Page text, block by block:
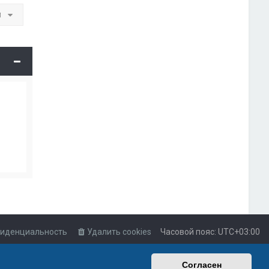
Согласен
Часовой пояс: UTC+03:00
Удалить cookies